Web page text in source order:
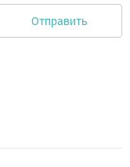
Отправить